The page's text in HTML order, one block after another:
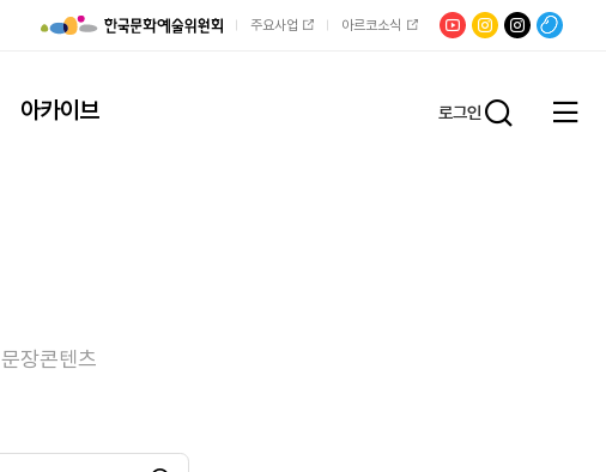
주요사업 아르코소식 유튜브문학광장채널문장
팟빵
아카이브 로그인
전체
문장콘텐츠